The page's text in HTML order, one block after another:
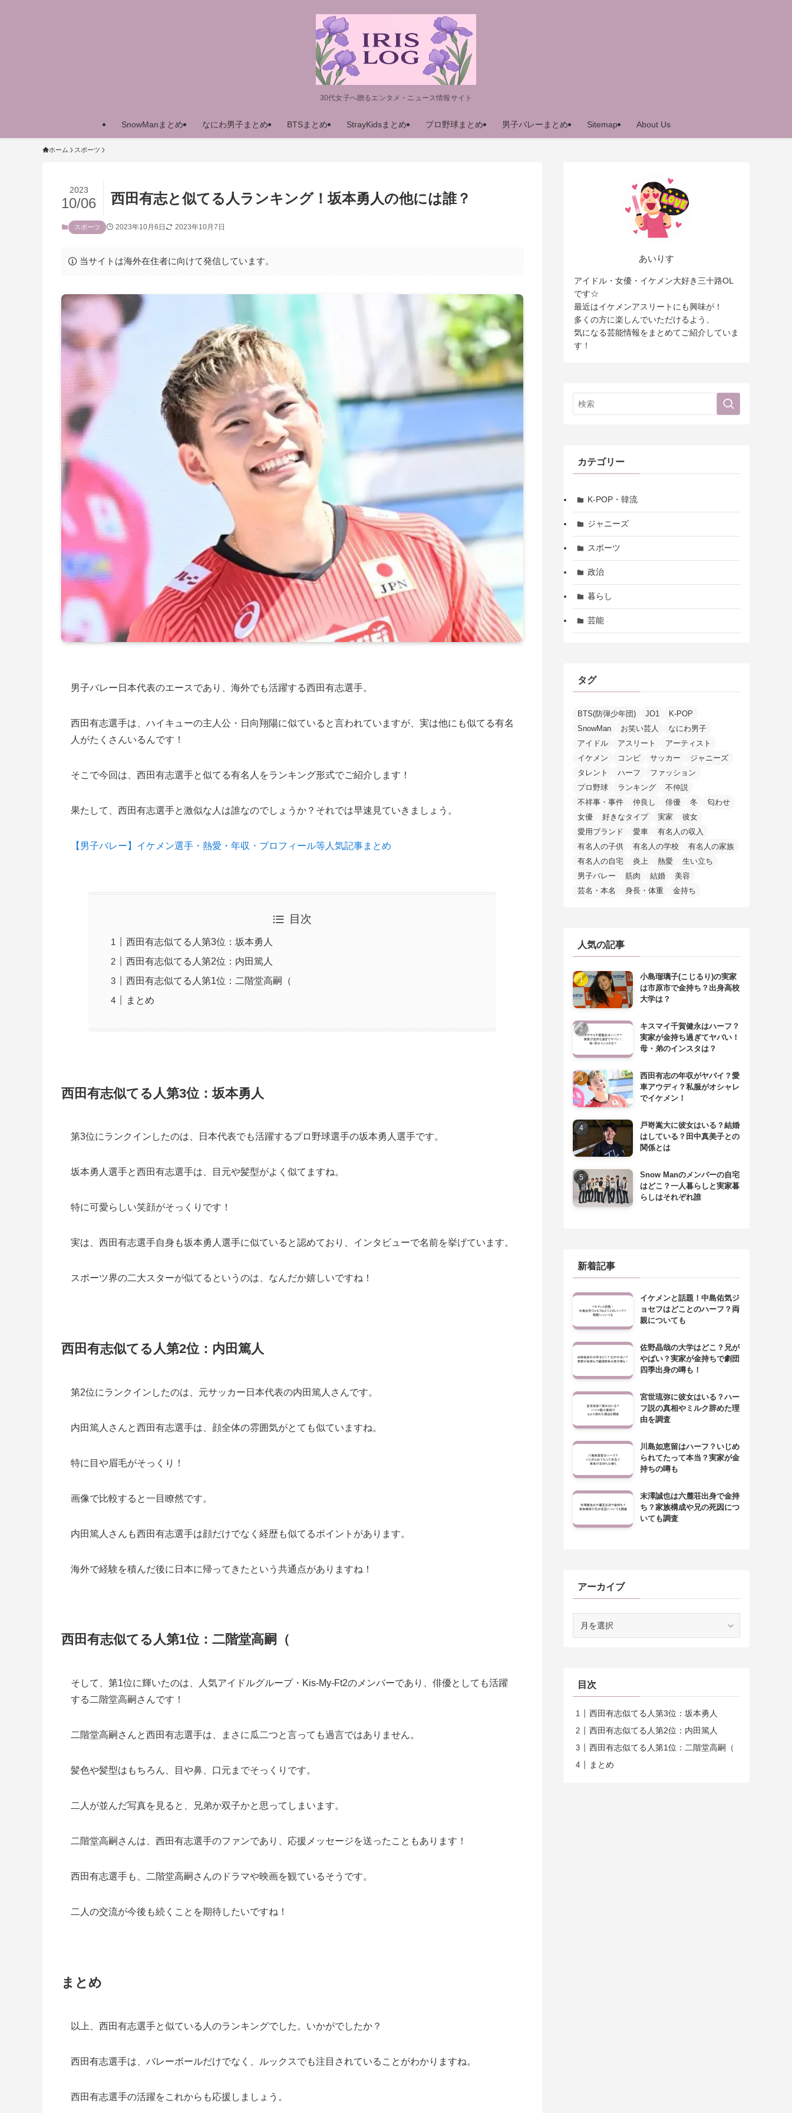
30代女子へ贈るエンタメ・ニュース情報サイト
SnowManまとめ なにわ男子まとめ BTSまとめ StrayKidsまとめ プロ野球まとめ 男子バレーまとめ Sitemap About Us
ホーム スポーツ
西田有志と似てる人ランキング！坂本勇人の他には誰？
2023
10/06
スポーツ 2023年10月6日 2023年10月7日
当サイトは海外在住者に向けて発信しています。
男子バレー日本代表のエースであり、海外でも活躍する西田有志選手。
西田有志選手は、ハイキューの主人公・日向翔陽に似ていると言われていますが、実は他にも似てる有名
人がたくさんいるんです！
そこで今回は、西田有志選手と似てる有名人をランキング形式でご紹介します！
果たして、西田有志選手と激似な人は誰なのでしょうか？それでは早速見ていきましょう。
【男子バレー】イケメン選手・熱愛・年収・プロフィール等人気記事まとめ
目次
西田有志似てる人第3位：坂本勇人
西田有志似てる人第2位：内田篤人
西田有志似てる人第1位：二階堂高嗣（
まとめ
西田有志似てる人第3位：坂本勇人
第3位にランクインしたのは、日本代表でも活躍するプロ野球選手の坂本勇人選手です。
坂本勇人選手と西田有志選手は、目元や髪型がよく似てますね。
特に可愛らしい笑顔がそっくりです！
実は、西田有志選手自身も坂本勇人選手に似ていると認めており、インタビューで名前を挙げています。
スポーツ界の二大スターが似てるというのは、なんだか嬉しいですね！
西田有志似てる人第2位：内田篤人
第2位にランクインしたのは、元サッカー日本代表の内田篤人さんです。
内田篤人さんと西田有志選手は、顔全体の雰囲気がとても似ていますね。
特に目や眉毛がそっくり！
画像で比較すると一目瞭然です。
内田篤人さんも西田有志選手は顔だけでなく経歴も似てるポイントがあります。
海外で経験を積んだ後に日本に帰ってきたという共通点がありますね！
西田有志似てる人第1位：二階堂高嗣（
そして、第1位に輝いたのは、人気アイドルグループ・Kis-My-Ft2のメンバーであり、俳優としても活躍
する二階堂高嗣さんです！
二階堂高嗣さんと西田有志選手は、まさに瓜二つと言っても過言ではありません。
髪色や髪型はもちろん、目や鼻、口元までそっくりです。
二人が並んだ写真を見ると、兄弟か双子かと思ってしまいます。
二階堂高嗣さんは、西田有志選手のファンであり、応援メッセージを送ったこともあります！
西田有志選手も、二階堂高嗣さんのドラマや映画を観ているそうです。
二人の交流が今後も続くことを期待したいですね！
まとめ
以上、西田有志選手と似ている人のランキングでした。いかがでしたか？
西田有志選手は、バレーボールだけでなく、ルックスでも注目されていることがわかりますね。
西田有志選手の活躍をこれからも応援しましょう。
あいりす
アイドル・女優・イケメン大好き三十路OL
です☆
最近はイケメンアスリートにも興味が！
多くの方に楽しんでいただけるよう、
気になる芸能情報をまとめてご紹介していま
す！
カテゴリー
K-POP・韓流
ジャニーズ
スポーツ
政治
暮らし
芸能
タグ
BTS(防弾少年団) JO1
K-POP
SnowMan
お笑い芸人
なにわ男子
アイドル
アスリート
アーティスト
イケメン
コンビ サッカー
ジャニーズ
タレント
ハーフ
ファッション
プロ野球
ランキング
不仲説
不祥事・事件
仲良し 俳優 冬
匂わせ
女優
好きなタイプ 実家
彼女
愛用ブランド
愛車
有名人の収入
有名人の子供
有名人の学校
有名人の家族
有名人の自宅
炎上 熱愛
生い立ち
男子バレー
筋肉 結婚
美容
芸名・本名
身長・体重 金持ち
人気の記事
小島瑠璃子(こじるり)の実家
は市原市で金持ち？出身高校
大学は？
キスマイ千賀健永はハーフ？
実家が金持ち過ぎてヤバい！
母・弟のインスタは？
西田有志の年収がヤバイ？愛
車アウディ？私服がオシャレ
でイケメン！
戸嵜嵩大に彼女はいる？結婚
はしている？田中真美子との
関係とは
Snow Manのメンバーの自宅
はどこ？一人暮らしと実家暮
らしはそれぞれ誰
新着記事
イケメンと話題！中島佑気ジ
ョセフはどことのハーフ？両
親についても
佐野晶哉の大学はどこ？兄が
やばい？実家が金持ちで劇団
四季出身の噂も！
宮世琉弥に彼女はいる？ハー
フ説の真相やミルク辞めた理
由を調査
川島如恵留はハーフ？いじめ
られてたって本当？実家が金
持ちの噂も
末澤誠也は六麓荘出身で金持
ち？家族構成や兄の死因につ
いても調査
アーカイブ
目次
西田有志似てる人第3位：坂本勇人
西田有志似てる人第2位：内田篤人
西田有志似てる人第1位：二階堂高嗣（
まとめ